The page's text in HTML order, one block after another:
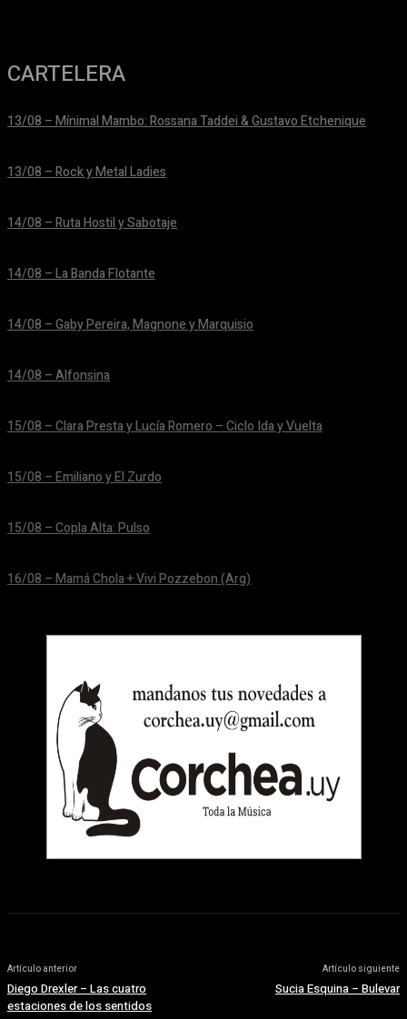
CARTELERA
13/08 – Mínimal Mambo: Rossana Taddei & Gustavo Etchenique
13/08 – Rock y Metal Ladies
14/08 – Ruta Hostil y Sabotaje
14/08 – La Banda Flotante
14/08 – Gaby Pereira, Magnone y Marquisio
14/08 – Alfonsina
15/08 – Clara Presta y Lucía Romero – Ciclo Ida y Vuelta
15/08 – Emiliano y El Zurdo
15/08 – Copla Alta: Pulso
16/08 – Mamá Chola + Vivi Pozzebon (Arg)
Artículo anterior
Diego Drexler – Las cuatro
estaciones de los sentidos
Artículo siguiente
Sucia Esquina – Bulevar